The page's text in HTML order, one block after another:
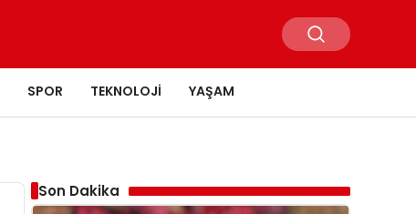
SPOR TEKNOLOJI YAŞAM
Son Dakika